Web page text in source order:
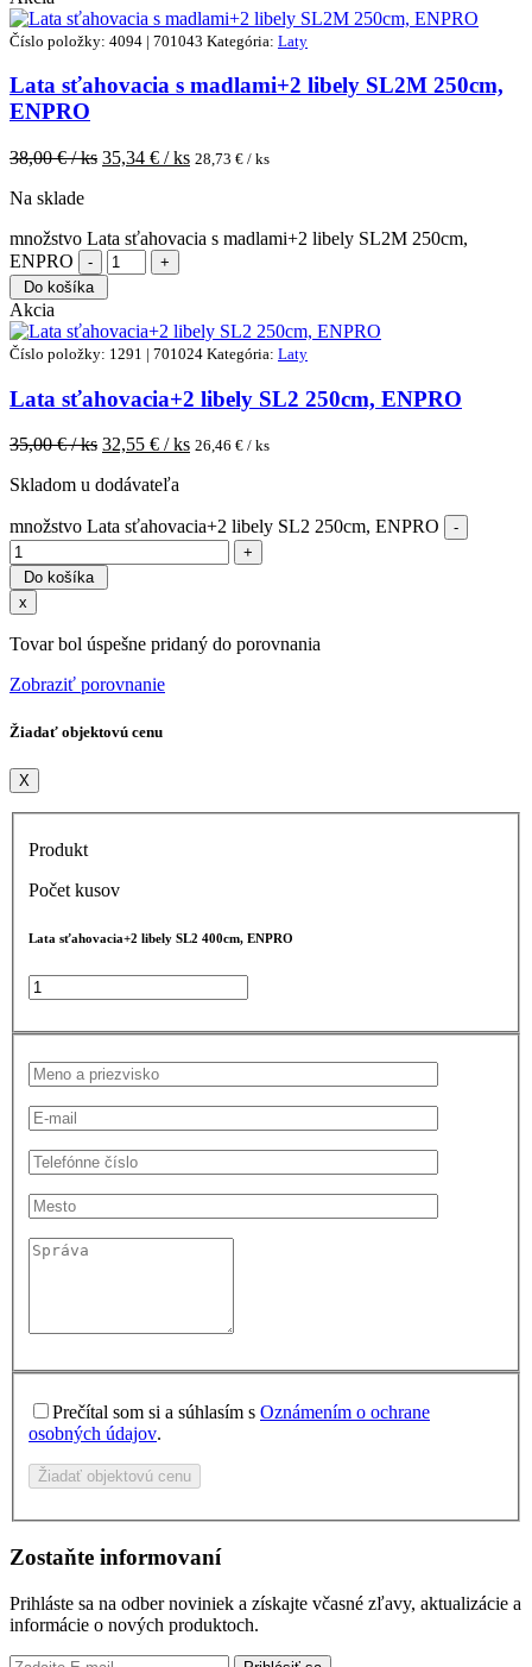
Číslo položky: 4094 | 701043 Kategória: Laty
Lata sťahovacia s madlami+2 libely SL2M 250cm,
ENPRO
38,00€ / ks 35,34 € / ks 28,73 € / ks
Na sklade
množstvo Lata sťahovacia s madlami+2 libely SL2M 250cm,
ENPRO
Do košíka
Akcia
Číslo položky: 1291 | 701024 Kategória: Laty
Lata sťahovacia+2 libely SL2 250cm, ENPRO
35,00€ / ks 32,55 € / ks 26,46 € / ks
Skladom u dodávateľa
množstvo Lata sťahovacia+2 libely SL2 250cm, ENPRO
Do košíka
x
Tovar bol úspešne pridaný do porovnania
Zobraziť porovnanie
Žiadať objektovú cenu
X
Produkt
Počet kusov
Lata sťahovacia+2 libely SL2 400cm, ENPRO
Prečítal som si a súhlasím s Oznámením o ochrane
osobných údajov.
Žiadať objektovú cenu
Zostaňte informovaní
Prihláste sa na odber noviniek a získajte včasné zľavy, aktualizácie a
informácie o nových produktoch.